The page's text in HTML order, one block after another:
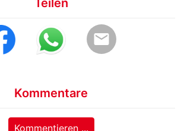
email
Kommentare
Kommentieren ...